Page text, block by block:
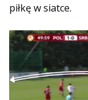
piłkę w siatce.